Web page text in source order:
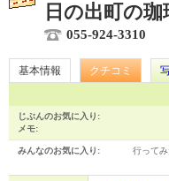
日の出町の珈
055-924-3310
基本情報 クチコミ
じぶんのお気に入り:
メモ:
みんなのお気に入り: 行って